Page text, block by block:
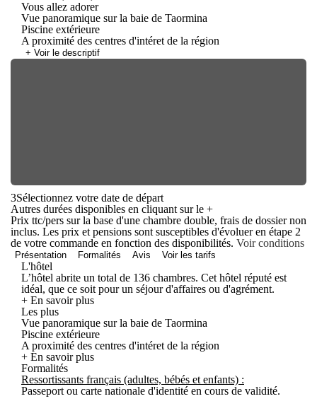
Vous allez adorer
Vue panoramique sur la baie de Taormina
Piscine extérieure
A proximité des centres d'intéret de la région
+ Voir le descriptif
3Sélectionnez votre date de départ
Autres durées disponibles en cliquant sur le +
Prix ttc/pers sur la base d'une chambre double, frais de dossier non
inclus. Les prix et pensions sont susceptibles d'évoluer en étape 2
de votre commande en fonction des disponibilités. Voir conditions
Présentation Formalités Avis Voir les tarifs
L'hôtel
L’hôtel abrite un total de 136 chambres. Cet hôtel réputé est
idéal, que ce soit pour un séjour d'affaires ou d'agrément.
+ En savoir plus
Les plus
Vue panoramique sur la baie de Taormina
Piscine extérieure
A proximité des centres d'intéret de la région
+ En savoir plus
Formalités
Ressortissants français (adultes, bébés et enfants) :
Passeport ou carte nationale d'identité en cours de validité.